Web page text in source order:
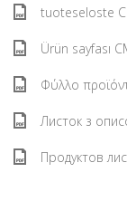
tuoteseloste
Ürün sayfası
Φύλλο
Листок з
Продуктов